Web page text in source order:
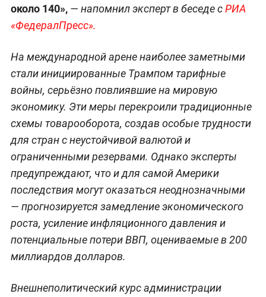
около 140»,— напомнил эксперт в беседе сРИА
«ФедералПресс».
На международной арене наиболее заметными
стали инициированные Трампом тарифные
войны, серьёзно повлиявшие на мировую
экономику. Эти меры перекроили традиционные
схемы товарооборота, создав особые трудности
для стран с неустойчивой валютой и
ограниченными резервами. Однако эксперты
предупреждают, что и для самой Америки
последствия могут оказаться неоднозначными
— прогнозируется замедление экономического
роста, усиление инфляционного давления и
потенциальные потери ВВП, оцениваемые в 200
миллиардов долларов.
Внешнеполитический курс администрации